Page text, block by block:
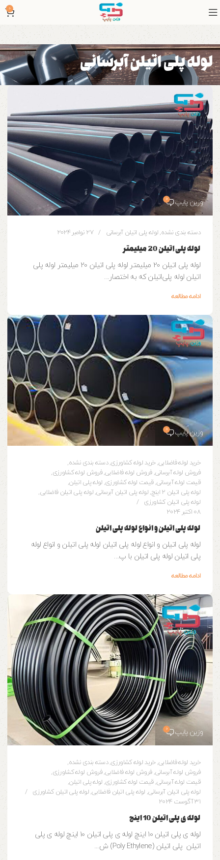
0
لوله پلی اتیلن آبرسانی
وزین پایپ 0
دسته بندی نشده, لوله پلی اتیلن آبرسانی 27 نوامبر 2024
لوله پلی اتیلن 20 میلیمتر
لوله پلی اتیلن 20 میلیمتر لوله پلی اتیلن 20 میلیمتر لوله پلی
اتیلن لوله‌ پلی‌اتیلن که به اختصار...
ادامه مطالعه
وزین پایپ 0
خرید لوله فاضلابی,خرید لوله کشاورزی,دسته بندی نشده,
فروش لوله آبرسانی,فروش لوله فاضلابی,فروش لوله کشاورزی,
قیمت لوله آبرسانی,قیمت لوله کشاورزی, لوله پلی اتیلن,
لوله پلی اتیلن 2 اینچ
, لوله پلی اتیلن آبرسانی,لوله پلی اتیلن فاضلابی,
لوله پلی اتیلن کشاورزی
08 اکتبر 2024
لوله پلی اتیلن و انواع لوله پلی اتیلن
لوله پلی اتیلن و انواع لوله پلی اتیلن لوله پلی اتیلن و انواع لوله
پلی اتیلن لوله پلی اتیلن با پ...
ادامه مطالعه
وزین پایپ 0
خرید لوله فاضلابی,خرید لوله کشاورزی,دسته بندی نشده,
فروش لوله آبرسانی,فروش لوله فاضلابی,فروش لوله کشاورزی,
قیمت لوله آبرسانی,قیمت لوله کشاورزی, لوله پلی اتیلن,
لوله پلی اتیلن آبرسانی, لوله پلی اتیلن فاضلابی,لوله پلی اتیلن کشاورزی
31 آگوست 2024
لوله ی پلی اتیلن 10 اینچ
لوله ی پلی اتیلن 10 اینچ لوله ی پلی اتیلن 10 اینچ لوله ی پلی
اتیلن پلی اتیلن (Poly Ethylene) ش...